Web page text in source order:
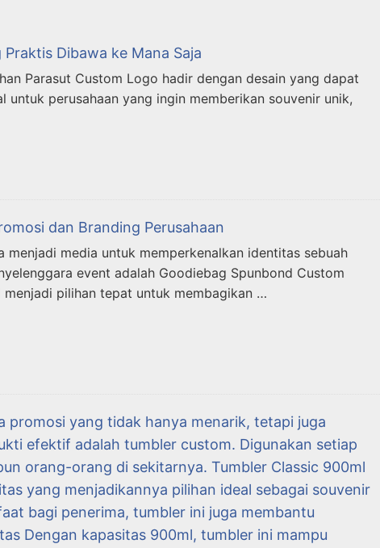
Dibawa ke Mana Saja
Parasut Custom Logo hadir dengan desain yang dapat
perusahaan yang ingin memberikan souvenir unik,
dan Branding Perusahaan
media untuk memperkenalkan identitas sebuah
event adalah Goodiebag Spunbond Custom
pilihan tepat untuk membagikan …
promosi yang tidak hanya menarik, tetapi juga
efektif adalah tumbler custom. Digunakan setiap
orang-orang di sekitarnya. Tumbler Classic 900ml
yang menjadikannya pilihan ideal sebagai souvenir
bagi penerima, tumbler ini juga membantu
Dengan kapasitas 900ml, tumbler ini mampu